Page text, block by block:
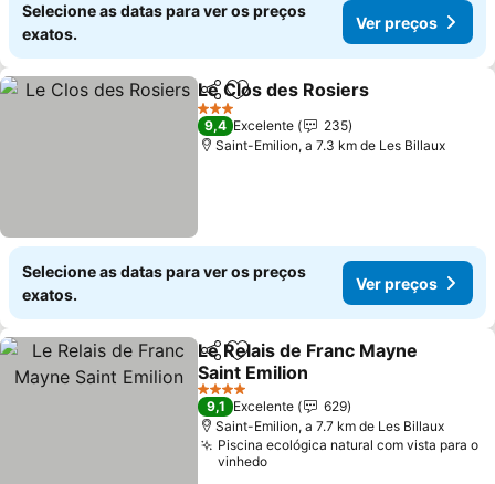
Selecione as datas para ver os preços
exatos.
Ver preços
PartilharAdicionar aos favoritos
Le Clos des Rosiers
3 Estrelas
9,4 Excelente
235
Saint-Emilion, a 7.3 km de Les Billaux
Selecione as datas para ver os preços
exatos.
Ver preços
PartilharAdicionar aos favoritos
Le Relais de Franc Mayne
Saint Emilion
4 Estrelas
9,1 Excelente
629
Saint-Emilion, a 7.7 km de Les Billaux
Piscina ecológica natural com vista para o
vinhedo